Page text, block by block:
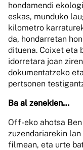
hondamendi
eskas, munduko
kilometro
da, hondarretan
dituena. Coixet eta
idorretara joan
dokumentatzeko
pertsonen
Ba al zenekien…
Off-eko ahotsa
zuzendariarekin
filmean, eta urte